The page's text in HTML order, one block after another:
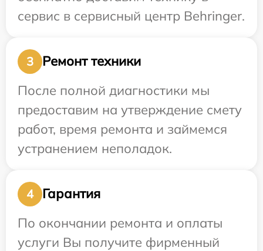
сервис в сервисный центр Behringer.
3
Ремонт техники
После полной диагностики мы
предоставим на утверждение смету
работ, время ремонта и займемся
устранением неполадок.
4
Гарантия
По окончании ремонта и оплаты
услуги Вы получите фирменный